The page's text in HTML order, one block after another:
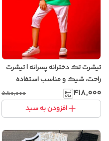
تیشرت تک دخترانه پسرانه | تیشرت
راحت، شیک و مناسب استفاده
روزانه
۴۱۸٬۰۰۰ ۵۵۰٬۰۰۰
افزودن به سبد